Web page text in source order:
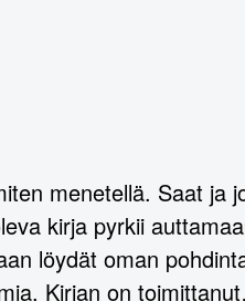
menetellä. Saat ja
kirja pyrkii
löydät oman
Kirjan on